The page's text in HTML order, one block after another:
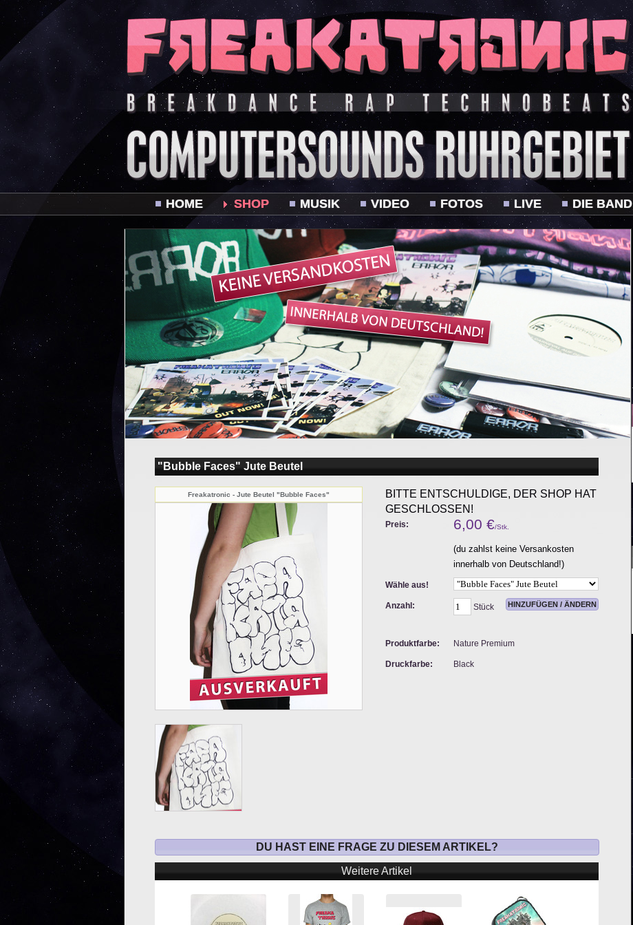
HOME SHOP MUSIK VIDEO FOTOS LIVE DIE BAND
"Bubble Faces" Jute Beutel
Freakatronic - Jute Beutel "Bubble Faces"
BITTE ENTSCHULDIGE, DER SHOP HAT
GESCHLOSSEN!
Preis: 6,00 €/Stk.
(du zahlst keine Versankosten
innerhalb von Deutschland!)
Wähle aus!
Anzahl: Stück
Produktfarbe: Nature Premium
Druckfarbe: Black
DU HAST EINE FRAGE ZU DIESEM ARTIKEL?
Weitere Artikel